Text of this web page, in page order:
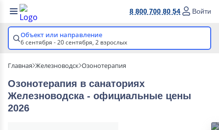
8 800 700 80 54 Войти
Объект или направление
6 сентября - 20 сентября, 2 взрослых
Главная Железноводск Озонотерапия
Озонотерапия в cанаториях
Железноводска - официальные цены
2026